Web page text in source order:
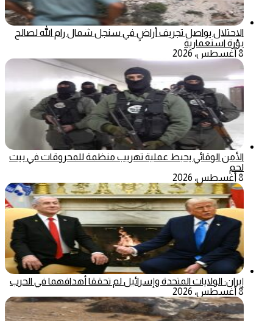
الاحتلال يواصل تجريف أراضٍ في سنجل شمال رام الله لصالح
بؤرة استعمارية
8 أغسطس، 2026
الأمن الوقائي يحبط عملية تهريب منظمة للمحروقات في بيت
لحم
8 أغسطس، 2026
إيران: الولايات المتحدة وإسرائيل لم تحققا أهدافهما في الحرب
8 أغسطس، 2026